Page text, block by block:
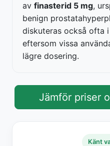
av finasterid 5 mg,
benign
diskuteras också ofta
eftersom vissa
lägre dosering.
Jämför priser
Känt